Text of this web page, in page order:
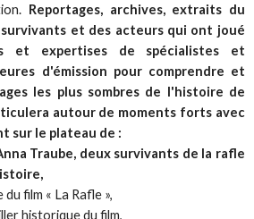
Reportages, archives, extraits du
survivants et des acteurs qui ont joué
et expertises de spécialistes et
d'émission pour comprendre et
les plus sombres de l'histoire de
autour de moments forts avec
sur le plateau de :
Traube, deux survivants de la rafle
film « La Rafle »,
historique du film,